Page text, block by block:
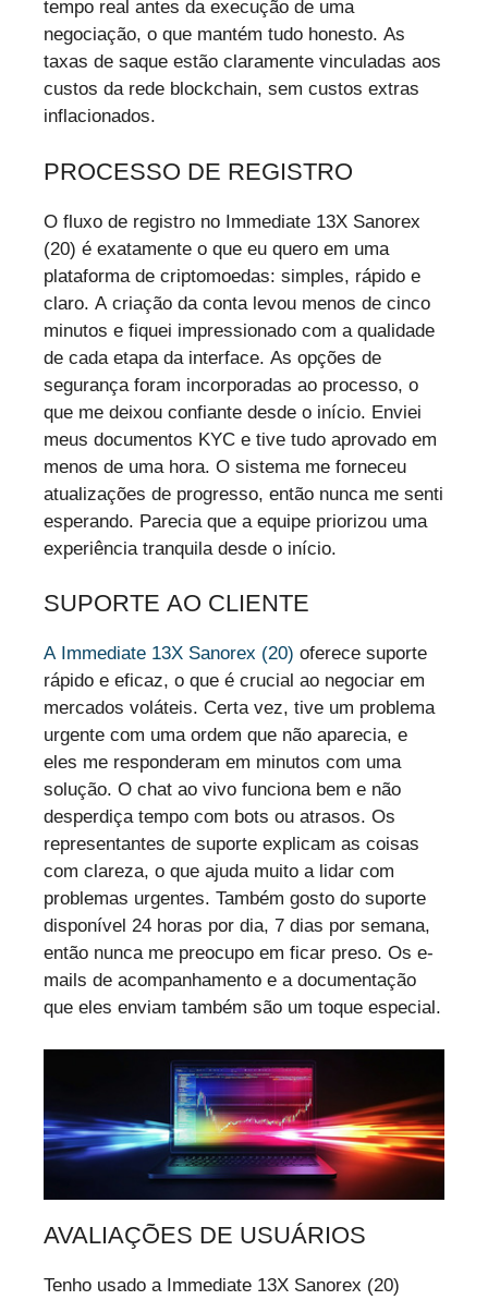
tempo real antes da execução de uma
negociação, o que mantém tudo honesto. As
taxas de saque estão claramente vinculadas aos
custos da rede blockchain, sem custos extras
inflacionados.
PROCESSO DE REGISTRO
O fluxo de registro no Immediate 13X Sanorex
(20) é exatamente o que eu quero em uma
plataforma de criptomoedas: simples, rápido e
claro. A criação da conta levou menos de cinco
minutos e fiquei impressionado com a qualidade
de cada etapa da interface. As opções de
segurança foram incorporadas ao processo, o
que me deixou confiante desde o início. Enviei
meus documentos KYC e tive tudo aprovado em
menos de uma hora. O sistema me forneceu
atualizações de progresso, então nunca me senti
esperando. Parecia que a equipe priorizou uma
experiência tranquila desde o início.
SUPORTE AO CLIENTE
A Immediate 13X Sanorex (20) oferece suporte
rápido e eficaz, o que é crucial ao negociar em
mercados voláteis. Certa vez, tive um problema
urgente com uma ordem que não aparecia, e
eles me responderam em minutos com uma
solução. O chat ao vivo funciona bem e não
desperdiça tempo com bots ou atrasos. Os
representantes de suporte explicam as coisas
com clareza, o que ajuda muito a lidar com
problemas urgentes. Também gosto do suporte
disponível 24 horas por dia, 7 dias por semana,
então nunca me preocupo em ficar preso. Os e-
mails de acompanhamento e a documentação
que eles enviam também são um toque especial.
AVALIAÇÕES DE USUÁRIOS
Tenho usado a Immediate 13X Sanorex (20)